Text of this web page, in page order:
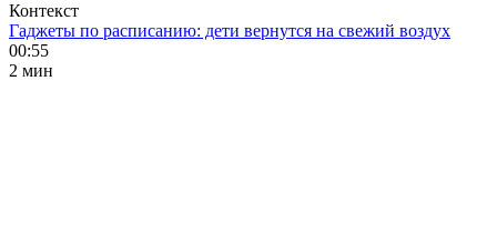
Контекст
Гаджеты по расписанию: дети вернутся на свежий воздух
00:55
2 мин